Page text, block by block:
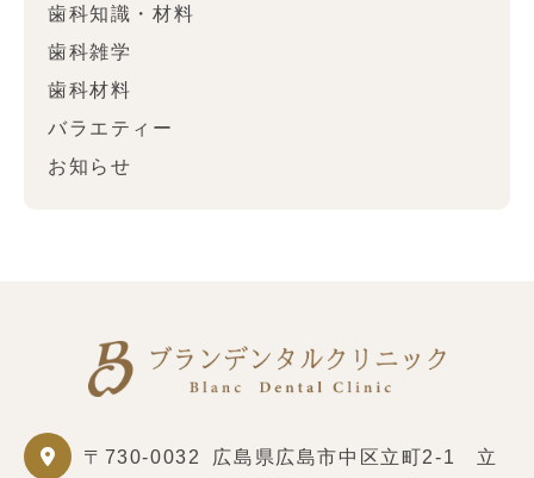
歯科知識・材料
歯科雑学
歯科材料
バラエティー
お知らせ
〒730-0032
広島県広島市中区立町2-1 立